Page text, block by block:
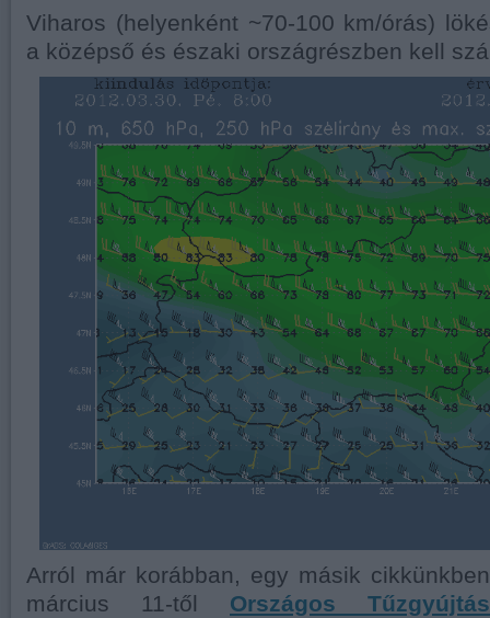
Viharos (helyenként ~70-100 km/órás)
a középső és északi országrészben kell
Arról már korábban, egy másik
március 11-től Országos